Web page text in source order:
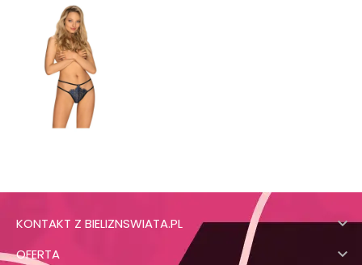
KONTAKT Z BIELIZNSWIATA.PL 
OFERTA 